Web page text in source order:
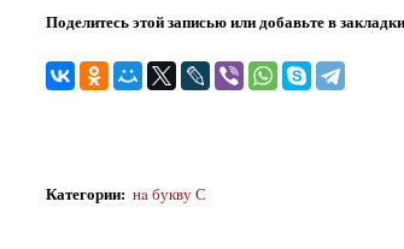
Поделитесь этой записью или добавьте в закладки
Категории: нa букву С